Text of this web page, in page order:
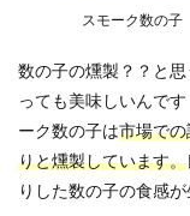
スモーク数の
数の子の燻製？？と
っても美味しいんで
ーク数の子は市場で
りと燻製しています。
りした数の子の食感